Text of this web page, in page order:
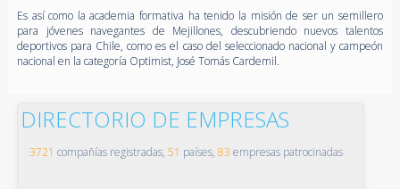
Es así como la academia formativa ha tenido la misión de ser un semillero
para jóvenes navegantes de Mejillones, descubriendo nuevos talentos
deportivos para Chile, como es el caso del seleccionado nacional y campeón
nacional en la categoría Optimist, José Tomás Cardemil.
DIRECTORIO DE EMPRESAS
3721 compañías registradas, 51 países, 83 empresas patrocinadas